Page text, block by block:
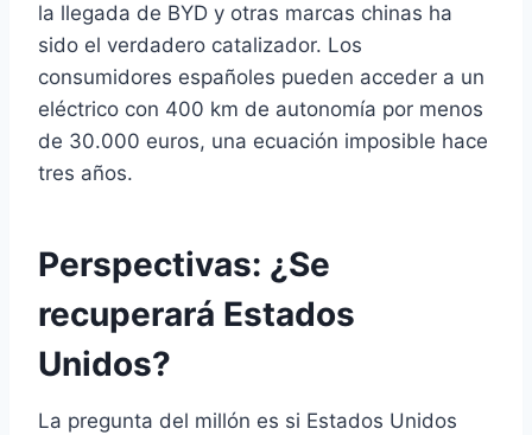
la llegada de BYD y otras marcas chinas ha
sido el verdadero catalizador. Los
consumidores españoles pueden acceder a un
eléctrico con 400 km de autonomía por menos
de 30.000 euros, una ecuación imposible hace
tres años.
Perspectivas: ¿Se
recuperará Estados
Unidos?
La pregunta del millón es si Estados Unidos